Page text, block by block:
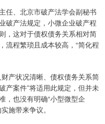
任、北京市破产法学会副秘书
破产法规定，小微企业破产程
，这对于债权债务关系相对简
流程繁琐且成本较高，“简化程
产状况清晰、债权债务关系简
产案件”将适用此规定，但并未
，也没有明确“小型微型企
施带来争议。